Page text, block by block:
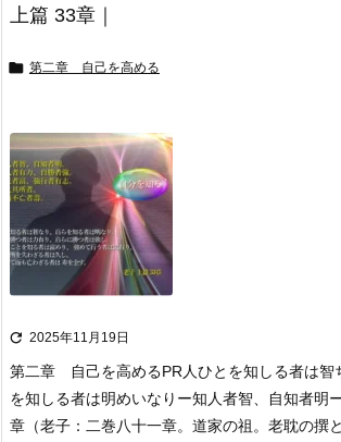
上篇 33章｜
 第二章 自己を高める
 2025年11月19日
第二章 自己を高めるPR 人ひとを知しる者は智
を知しる者は明めいなり ー知人者智、自知
章 （老子：二巻八十一章。道家の祖。老耽の撰